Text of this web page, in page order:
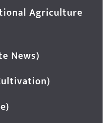
Agriculture
News)